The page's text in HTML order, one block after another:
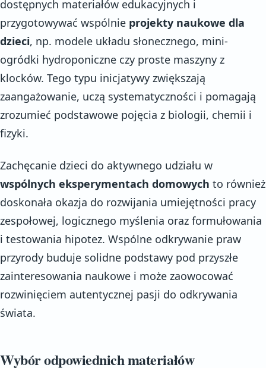
dostępnych materiałów edukacyjnych i
przygotowywać wspólnie projekty naukowe dla
dzieci, np. modele układu słonecznego, mini-
ogródki hydroponiczne czy proste maszyny z
klocków. Tego typu inicjatywy zwiększają
zaangażowanie, uczą systematyczności i pomagają
zrozumieć podstawowe pojęcia z biologii, chemii i
fizyki.
Zachęcanie dzieci do aktywnego udziału w
wspólnych eksperymentach domowych to również
doskonała okazja do rozwijania umiejętności pracy
zespołowej, logicznego myślenia oraz formułowania
i testowania hipotez. Wspólne odkrywanie praw
przyrody buduje solidne podstawy pod przyszłe
zainteresowania naukowe i może zaowocować
rozwinięciem autentycznej pasji do odkrywania
świata.
Wybór odpowiednich materiałów